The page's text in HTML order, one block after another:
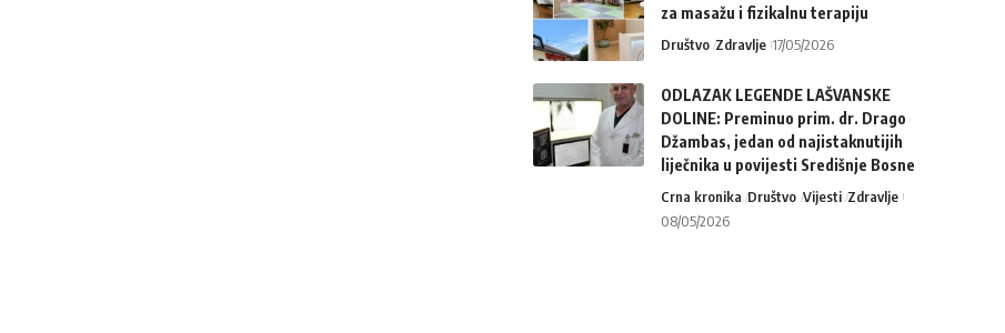
za masažu i fizikalnu terapiju
Društvo Zdravlje 17/05/2026
ODLAZAK LEGENDE LAŠVANSKE
DOLINE: Preminuo prim. dr. Drago
Džambas, jedan od najistaknutijih
liječnika u povijesti Središnje Bosne
Crna kronika Društvo Vijesti Zdravlje
08/05/2026